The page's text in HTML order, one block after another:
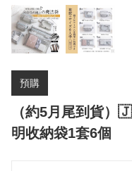
預購
（約5月尾到貨
明收納袋1套6個